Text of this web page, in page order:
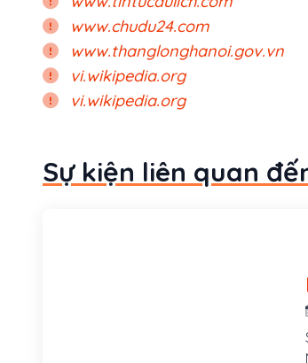
www.chudu24.com
www.thanglonghanoi.gov.vn
vi.wikipedia.org
vi.wikipedia.org
Sự kiện liên quan